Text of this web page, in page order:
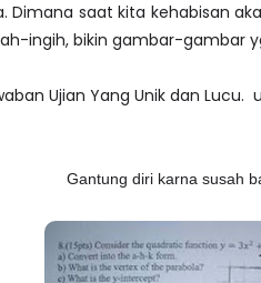
Dimana saat kita kehabisan
ingih, bikin gambar-gambar
Ujian Yang Unik dan Lucu.
Gantung diri karna susah